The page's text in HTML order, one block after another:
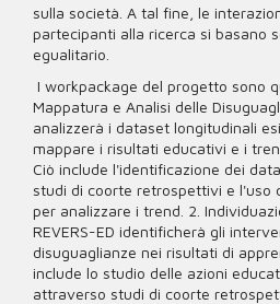
sulla società. A tal fine, le
partecipanti alla ricerca si basano
egualitario.
I workpackage del progetto sono
Mappatura e Analisi delle
analizzerà i dataset longitudinali
mappare i risultati educativi e i
Ciò include l'identificazione dei
studi di coorte retrospettivi e l'uso
per analizzare i trend. 2.
REVERS-ED identificherà gli
disuguaglianze nei risultati di
include lo studio delle azioni
attraverso studi di coorte